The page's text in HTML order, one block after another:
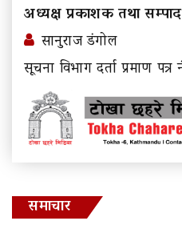
अध्यक्ष प्रकाशक तथा
सानुराज डंगोल
सूचना विभाग दर्ता प्रमाण
समाचार